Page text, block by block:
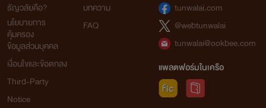
ธัญวลัยคือ?
นโยบายการ
คุ้มครอง
ข้อมูลส่วนบุคคล
เงื่อนไขและข้อตกลง
Third-Party
Notice
บทความ
FAQ
tunwalai.com
@webtunwalai
tunwalai@ookbee.com
แพลตฟอร์มในเครือ